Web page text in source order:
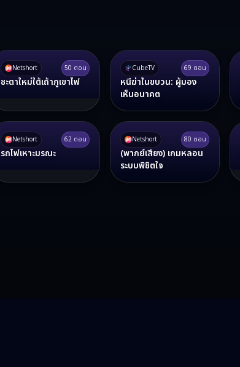
Netshort 50 ตอน
ชะตาใหม่ใต้เถ้าภูเขาไฟ
CubeTV 69 ตอน
หนีฆ่าในขบวน: ผู้มอง
เห็นอนาคต
Netshort 62ตอน
รถไฟเหาะมรณะ
Netshort 80 ตอน
(พากย์เสียง) เกมหลอน
ระบบพิชิตใจ